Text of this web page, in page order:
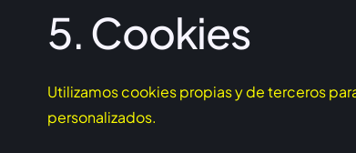
5. Cookies
Utilizamos cookies propias y de terceros
personalizados.